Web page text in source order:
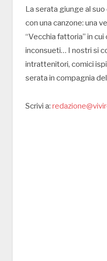
La serata giunge al
con una canzone: una
“Vecchia fattoria” in
inconsueti… I nostri si
intrattenitori, comici
serata in compagnia
Scrivi a: